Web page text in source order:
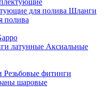
Шланги
полива
Аксиальные
Резьбовые фитинги
шаровые